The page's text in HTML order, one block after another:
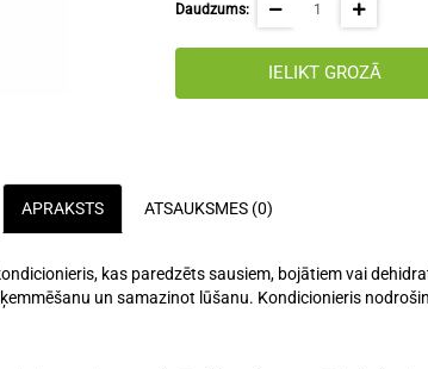
Daudzums:
IELIKT GROZĀ
APRAKSTS ATSAUKSMES (0)
kas paredzēts sausiem, bojātiem vai
un samazinot lūšanu. Kondicionieris